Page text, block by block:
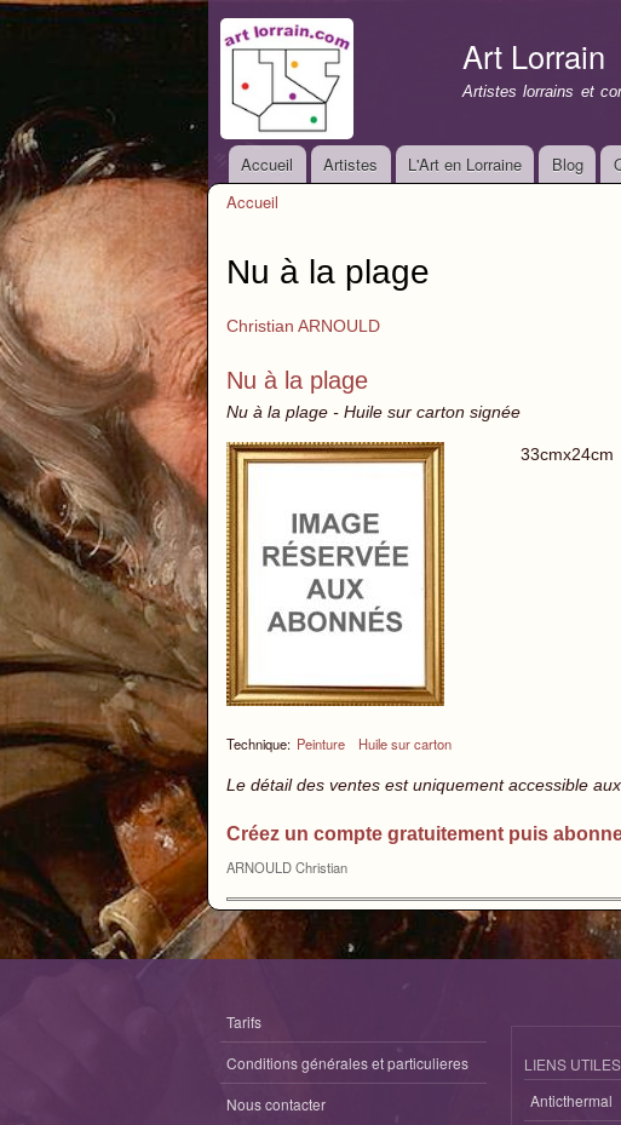
Art Lorrain
Artistes lorrains et
Menu principal
Accueil Artistes L'Art en Lorraine Blog
Accueil
Nu à la plage
Christian ARNOULD
Nu à la plage
Nu à la plage - Huile sur carton signée
Technique: Peinture Huile sur carton
33cmx24cm
Le détail des ventes est uniquement accessible
Créez un compte gratuitement puis
ARNOULD Christian
Tarifs
Conditions générales et particulieres
Nous contacter
LIENS UTILES
Anticthermal